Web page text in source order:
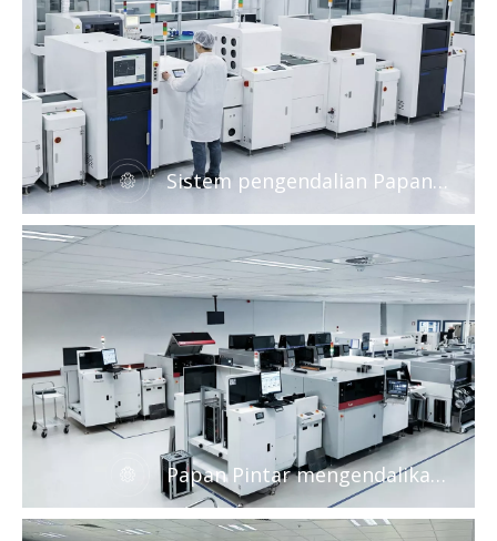
Sistem pengendalian Papan
inovasi Vanstron
Papan Pintar mengendalikan
mesin untuk kilang EMS